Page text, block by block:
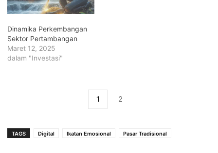
Dinamika Perkembangan
Sektor Pertambangan
Maret 12, 2025
dalam "Investasi"
1 2
TAGS Digital Ikatan Emosional Pasar Tradisional